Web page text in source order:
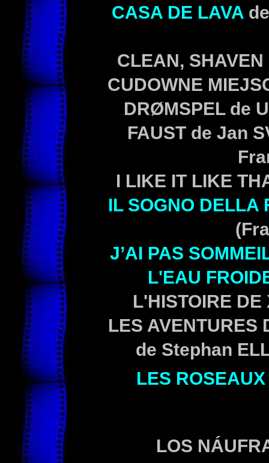
CASA DE LAVA
CLEAN,
CUDOWNE
DRØMSPELde
FAUST de Jan
I LIKE IT LIKE
IL SOGNO DELLA
J’AI PAS
L'EAU
L'HISTOIRE
LES AVENTURES
de Stephan
LES
LOS